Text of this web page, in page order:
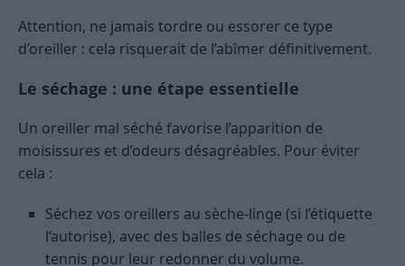
Attention, ne jamais tordre ou essorer ce type
d’oreiller : cela risquerait de l’abîmer définitivement.
Le séchage : une étape essentielle
Un oreiller mal séché favorise l’apparition de
moisissures et d’odeurs désagréables. Pour éviter
cela :
Séchez vos oreillers au sèche-linge (si l’étiquette
l’autorise), avec des balles de séchage ou de
tennis pour leur redonner du volume.